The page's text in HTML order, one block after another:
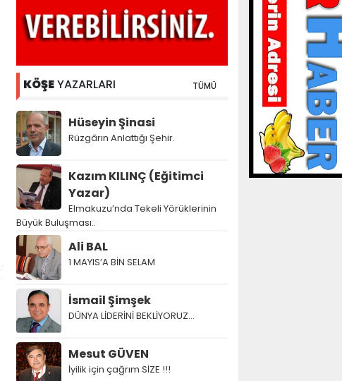
KÖŞEYAZARLARI TÜMÜ
Hüseyin Şinasi
Rüzgârın Anlattığı Şehir.
Kazım KILINÇ (Eğitimci
Yazar)
Elmakuzu’nda Tekeli Yörüklerinin
Büyük Buluşması..
Ali BAL
1 MAYIS’A BİN SELAM
İsmail Şimşek
DÜNYA LİDERİNİ BEKLİYORUZ…
Mesut GÜVEN
İyilik için çağrım SİZE !!!